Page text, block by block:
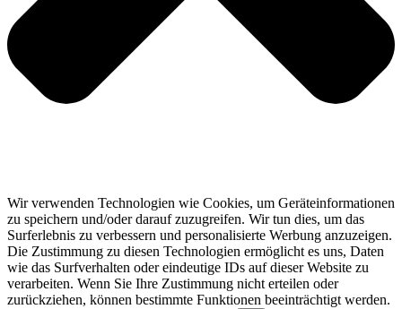
Wir verwenden Technologien wie Cookies, um Geräteinformationen
zu speichern und/oder darauf zuzugreifen. Wir tun dies, um das
Surferlebnis zu verbessern und personalisierte Werbung anzuzeigen.
Die Zustimmung zu diesen Technologien ermöglicht es uns, Daten
wie das Surfverhalten oder eindeutige IDs auf dieser Website zu
verarbeiten. Wenn Sie Ihre Zustimmung nicht erteilen oder
zurückziehen, können bestimmte Funktionen beeinträchtigt werden.